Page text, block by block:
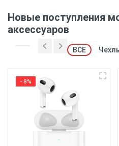
Новые поступления
аксессуаров
ВСЕ
- 8%